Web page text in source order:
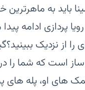
باید به ماهرترین
پردازی ادامه
از نزدیک
است که شما را
های او، پله های